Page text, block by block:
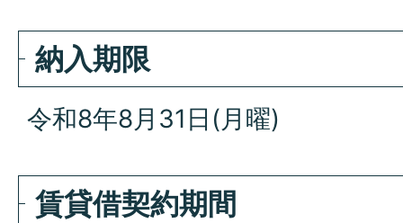
納入期限
令和8年8月31日(月曜)
賃貸借契約期間